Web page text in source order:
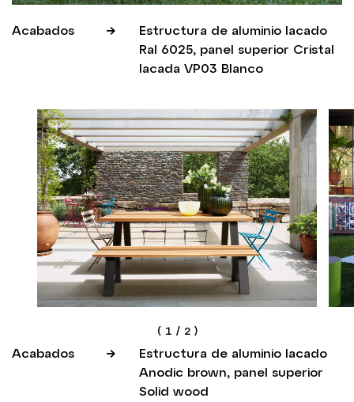
Acabados
Estructura de aluminio lacado
Ral 6025, panel superior Cristal
lacada VP03 Blanco
( 1 / 2 )
Acabados
Estructura de aluminio lacado
Anodic brown, panel superior
Solid wood